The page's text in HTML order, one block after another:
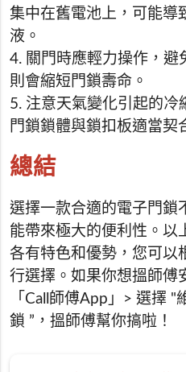
集中在舊電池上，可能導
液。
4. 關門時應輕力操作，避
則會縮短門鎖壽命。
5. 注意天氣變化引起的冷
門鎖鎖體與鎖扣板適當契
總結
選擇一款合適的電子門鎖
能帶來極大的便利性。以
各有特色和優勢，您可以
行選擇。如果你想搵師傅
「Call師傅App」> 選擇 "
鎖 ”，搵師傅幫你搞啦！